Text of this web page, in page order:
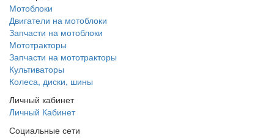
Мотоблоки
Двигатели на мотоблоки
Запчасти на мотоблоки
Мототракторы
Запчасти на мототракторы
Культиваторы
Колеса, диски, шины
Личный кабинет
Личный Кабинет
Социальные сети